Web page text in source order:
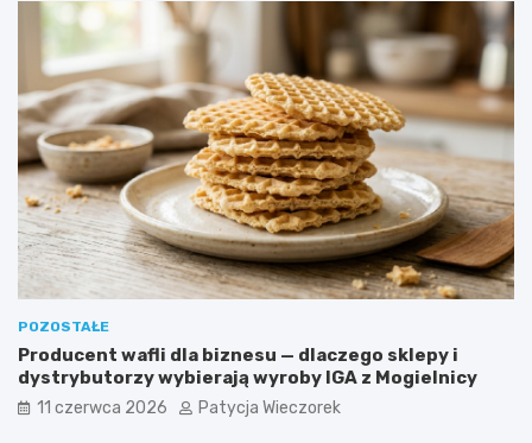
POZOSTAŁE
Producent wafli dla biznesu — dlaczego sklepy i
dystrybutorzy wybierają wyroby IGA z Mogielnicy
11 czerwca 2026 Patycja Wieczorek